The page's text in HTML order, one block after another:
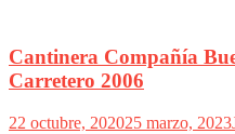
Cantinera Compañía
Carretero 2006
22 octubre, 202025 marzo, 2023